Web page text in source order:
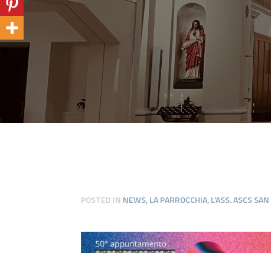
POSTED IN NEWS,LA PARROCCHIA,L'ASS. ASCS